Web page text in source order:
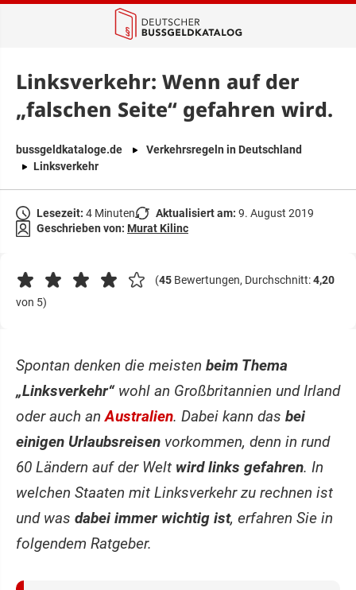
Linksverkehr: Wenn auf der
„falschen Seite“ gefahren wird.
bussgeldkataloge.de
Verkehrsregeln in Deutschland
Linksverkehr
Lesezeit: 4 Minuten Aktualisiert am: 9. August 2019
Geschrieben von: Murat Kilinc
(45 Bewertungen, Durchschnitt:4,20
von 5)
Spontan denken die meisten beim Thema
„Linksverkehr“ wohl an Großbritannien und Irland
oder auch anAustralien. Dabei kann das bei
einigen Urlaubsreisen vorkommen, denn in rund
60 Ländern auf der Welt wird links gefahren. In
welchen Staaten mit Linksverkehr zu rechnen ist
und was dabei immer wichtig ist, erfahren Sie in
folgendem Ratgeber.